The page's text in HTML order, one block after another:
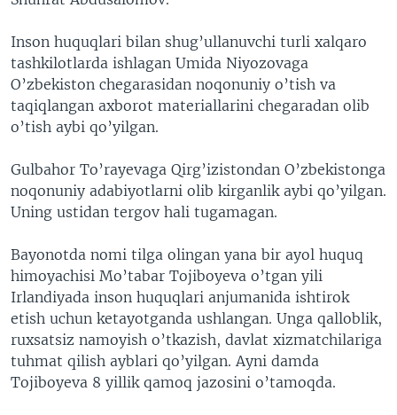
Inson huquqlari bilan shug’ullanuvchi turli xalqaro
tashkilotlarda ishlagan Umida Niyozovaga
O’zbekiston chegarasidan noqonuniy o’tish va
taqiqlangan axborot materiallarini chegaradan olib
o’tish aybi qo’yilgan.
Gulbahor To’rayevaga Qirg’izistondan O’zbekistonga
noqonuniy adabiyotlarni olib kirganlik aybi qo’yilgan.
Uning ustidan tergov hali tugamagan.
Bayonotda nomi tilga olingan yana bir ayol huquq
himoyachisi Mo’tabar Tojiboyeva o’tgan yili
Irlandiyada inson huquqlari anjumanida ishtirok
etish uchun ketayotganda ushlangan. Unga qalloblik,
ruxsatsiz namoyish o’tkazish, davlat xizmatchilariga
tuhmat qilish ayblari qo’yilgan. Ayni damda
Tojiboyeva 8 yillik qamoq jazosini o’tamoqda.